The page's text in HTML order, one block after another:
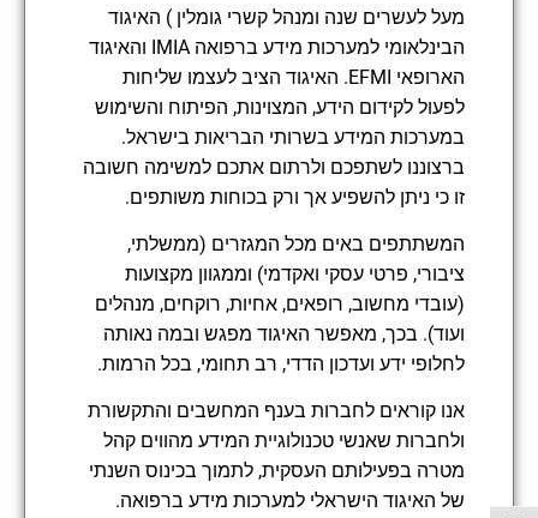
מעל לעשרים שנה ומנהל קשרי גומלין ) האיגוד
הבינלאומי למערכות מידע ברפואה IMIA והאיגוד
הארופאי EFMI. האיגוד הציב לעצמו שליחות
לפעול לקידום הידע, המצוינות, הפיתוח והשימוש
במערכות המידע בשרותי הבריאות בישראל.
ברצוננו לשתפכם ולרתום אתכם למשימה חשובה
זו כי ניתן להשפיע אך ורק בכוחות משותפים.
המשתתפים באים מכל המגזרים (ממשלתי,
ציבורי, פרטי עסקי ואקדמי) וממגוון מקצועות
(עובדי מחשוב, רופאים, אחיות, רוקחים, מנהלים
ועוד). בכך, מאפשר האיגוד מפגש ובמה נאותה
לחלופי ידע ועדכון הדדי, רב תחומי, בכל הרמות.
אנו קוראים לחברות בענף המחשבים והתקשורת
ולחברות שאנשי טכנולוגיית המידע מהווים קהל
מטרה בפעילותם העסקית, לתמוך בכינוס השנתי
של האיגוד הישראלי למערכות מידע ברפואה.